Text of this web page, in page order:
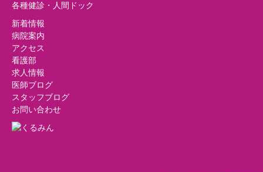
各種健診・人間ドック
新着情報
病院案内
アクセス
看護部
求人情報
医師ブログ
スタッフブログ
お問い合わせ